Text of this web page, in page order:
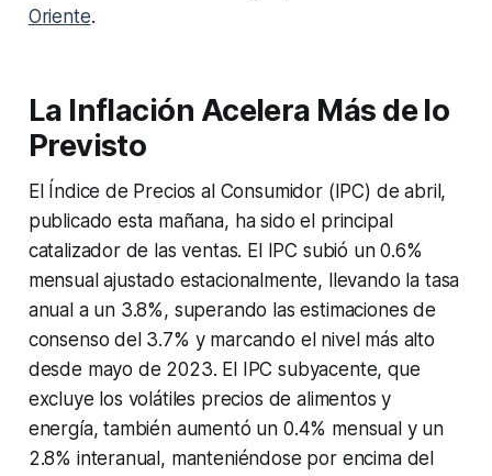
Oriente.
La Inflación Acelera Más de lo
Previsto
El Índice de Precios al Consumidor (IPC) de abril,
publicado esta mañana, ha sido el principal
catalizador de las ventas. El IPC subió un 0.6%
mensual ajustado estacionalmente, llevando la tasa
anual a un 3.8%, superando las estimaciones de
consenso del 3.7% y marcando el nivel más alto
desde mayo de 2023. El IPC subyacente, que
excluye los volátiles precios de alimentos y
energía, también aumentó un 0.4% mensual y un
2.8% interanual, manteniéndose por encima del